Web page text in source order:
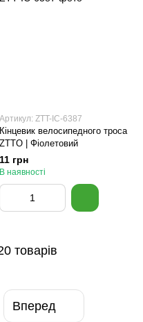
Артикул: ZTT-IC-6387
Кінцевик велосипедного троса
ZTTO | Фіолетовий
11 грн
В наявності
товарів
Вперед